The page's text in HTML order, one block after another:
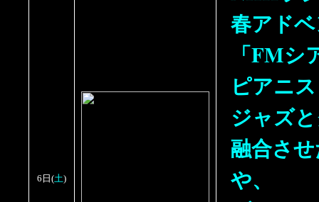
6日 (土)
春アド
「FMシ
ピアニ
ジャズ
融合さ
や、